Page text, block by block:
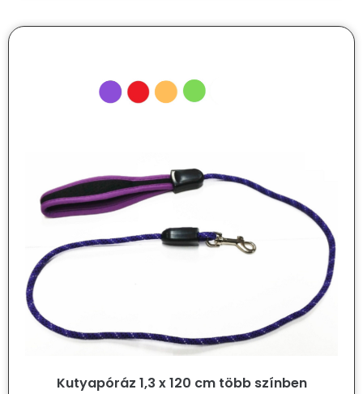
Kutyapóráz 1,3 x 120 cm több színben